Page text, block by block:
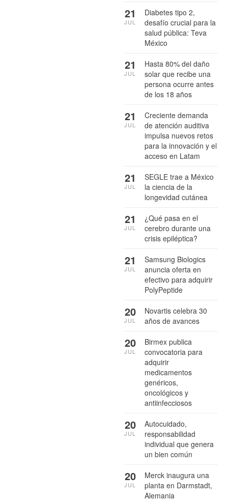
Diabetes tipo 2,
desafío crucial para la
salud pública: Teva
México
21
JUL
Hasta 80% del daño
solar que recibe una
persona ocurre antes
de los 18 años
21
JUL
Creciente demanda
de atención auditiva
impulsa nuevos retos
para la innovación y el
acceso en Latam
21
JUL
SEGLE trae a México
la ciencia de la
longevidad cutánea
21
JUL
¿Qué pasa en el
cerebro durante una
crisis epiléptica?
21
JUL
Samsung Biologics
anuncia oferta en
efectivo para adquirir
PolyPeptide
21
JUL
Novartis celebra 30
años de avances
20
JUL
Birmex publica
convocatoria para
adquirir
medicamentos
genéricos,
oncológicos y
antiinfecciosos
20
JUL
Autocuidado,
responsabilidad
individual que genera
un bien común
20
JUL
Merck inaugura una
planta en Darmstadt,
Alemania
20
JUL